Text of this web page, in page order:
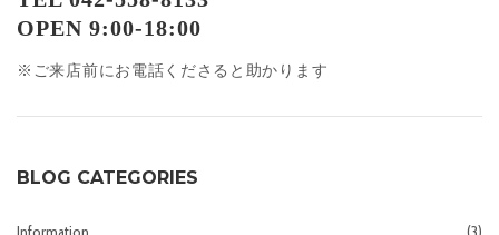
OPEN 9:00-18:00
※ご来店前にお電話くださると助かります
BLOG CATEGORIES